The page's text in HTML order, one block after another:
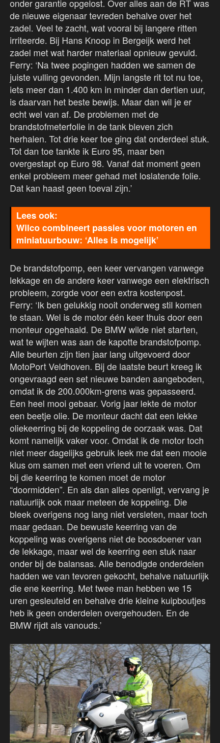
onder garantie opgelost. Over alles aan de RT was
de nieuwe eigenaar tevreden behalve over het
zadel. Veel te zacht, wat vooral bij langere ritten
irriteerde. Bij Hans Knoop in Bergeijk werd het
zadel met wat harder materiaal opnieuw gevuld.
Ferry: ‘Na twee pogingen hadden we samen de
juiste vulling gevonden. Mijn langste rit tot nu toe,
iets meer dan 1.400 km in minder dan dertien uur,
is daarvan het beste bewijs. Maar dan wil je er
echt wel van af. De problemen met de
brandstofmeterfolie in de tank bleven zich
herhalen. Tot drie keer toe ging dat onderdeel stuk.
Tot dan toe tankte ik Euro 95, maar ben
overgestapt op Euro 98. Vanaf dat moment geen
enkel probleem meer gehad met loslatende folie.
Dat kan haast geen toeval zijn.’
Wilco combineert passies voor motoren en
miniatuurbouw: ‘Alles is mogelijk’
De brandstofpomp, een keer vervangen vanwege
lekkage en de andere keer vanwege een elektrisch
probleem, zorgde voor een extra kostenpost.
Ferry: ‘Ik ben gelukkig nooit onderweg stil komen
te staan. Wel is de motor één keer thuis door een
monteur opgehaald. De BMW wilde niet starten,
wat te wijten was aan de kapotte brandstofpomp.
Alle beurten zijn tien jaar lang uitgevoerd door
MotoPort Veldhoven. Bij de laatste beurt kreeg ik
ongevraagd een set nieuwe banden aangeboden,
omdat ik de 200.000km-grens was gepasseerd.
Een heel mooi gebaar. Vorig jaar lekte de motor
een beetje olie. De monteur dacht dat een lekke
oliekeerring bij de koppeling de oorzaak was. Dat
komt namelijk vaker voor. Omdat ik de motor toch
niet meer dagelijks gebruik leek me dat een mooie
klus om samen met een vriend uit te voeren. Om
bij die keerring te komen moet de motor
“doormidden”. En als dan alles openligt, vervang je
natuurlijk ook maar meteen de koppeling. Die
bleek overigens nog lang niet versleten, maar toch
maar gedaan. De bewuste keerring van de
koppeling was overigens niet de boosdoener van
de lekkage, maar wel de keerring een stuk naar
onder bij de balansas. Alle benodigde onderdelen
hadden we van tevoren gekocht, behalve natuurlijk
die ene keerring. Met twee man hebben we 15
uren gesleuteld en behalve drie kleine kuipboutjes
heb ik geen onderdelen overgehouden. En de
BMW rijdt als vanouds.’